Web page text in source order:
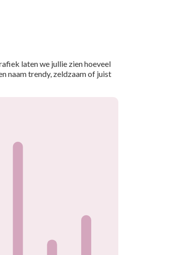
laten we jullie zien hoeveel
naam trendy, zeldzaam of juist